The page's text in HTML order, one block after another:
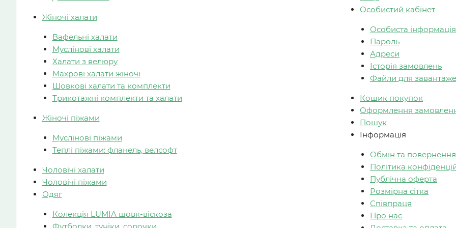
Жіночі халати
Вафельні халати
Муслінові халати
Халати з велюру
Махрові халати жіночі
Шовкові халати та комплекти
Трикотажні комплекти та халати
Жіночі піжами
Муслінові піжами
Теплі піжами: фланель, велсофт
Чоловічі халати
Чоловічі піжами
Одяг
Колекція LUMIA шовк-віскоза
Особистий кабінет
Особиста інформація
Пароль
Адреси
Історія замовлень
Файли для
Кошик покупок
Оформлення
Пошук
Інформація
Обмін та повернення
Політика
Публічна оферта
Розмірна сітка
Співпраця
Про нас